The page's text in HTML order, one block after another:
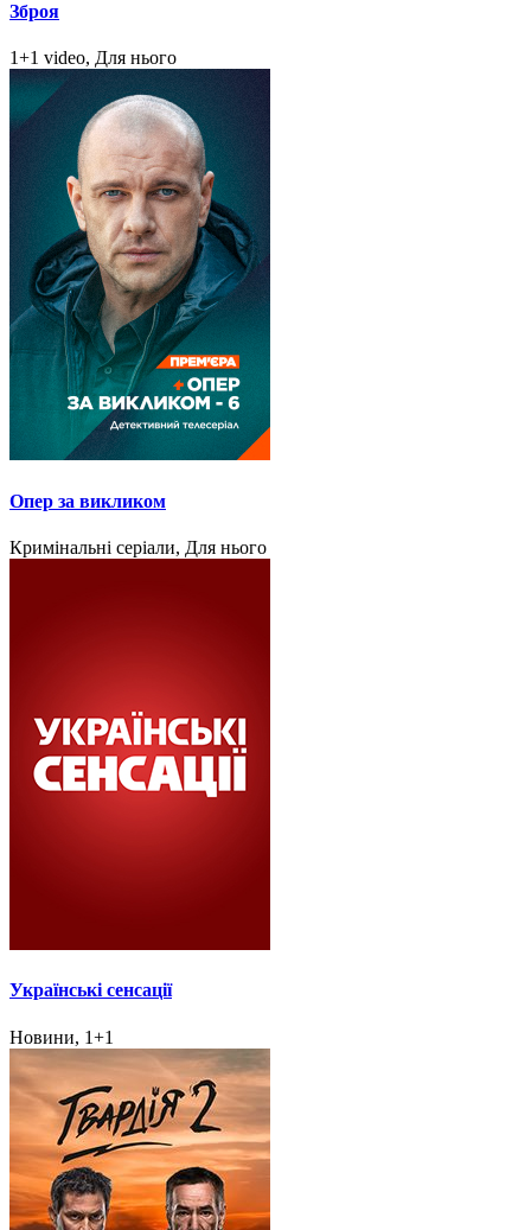
Зброя
1+1 video, Для нього
Опер за викликом
Кримінальні серіали, Для нього
Українські сенсації
Новини, 1+1